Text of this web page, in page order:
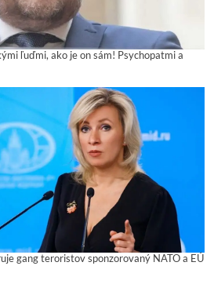
ľuďmi, ako je on sám! Psychopatmi a
gang teroristov sponzorovaný NATO a EÚ